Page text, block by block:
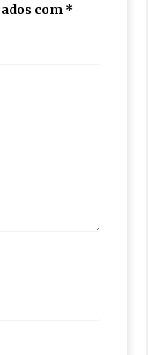
com *